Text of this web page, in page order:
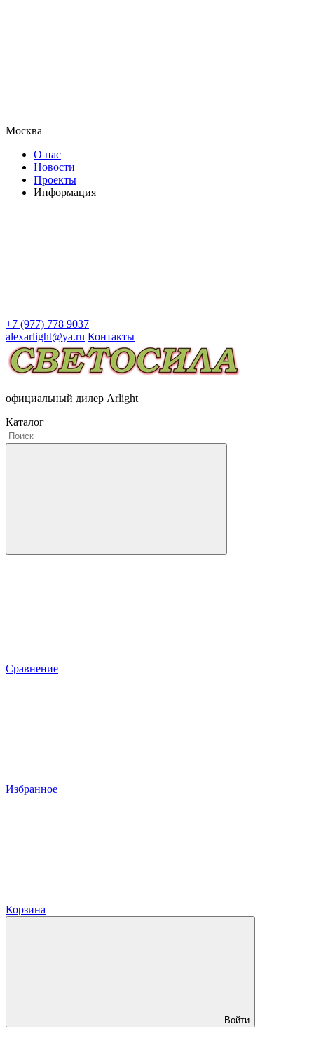
Москва
О нас
Новости
Проекты
Информация
+7 (977) 778 9037
alexarlight@ya.ru Контакты
официальный дилер Arlight
Каталог
Сравнение
Избранное
Корзина
Войти